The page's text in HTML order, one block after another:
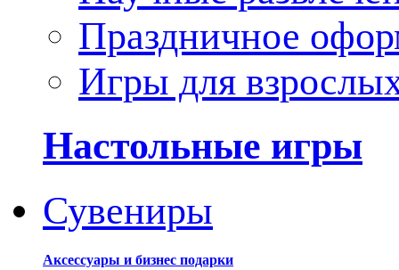
Праздничное
Игры для
Настольные игры
Сувениры
Аксессуары и бизнес подарки